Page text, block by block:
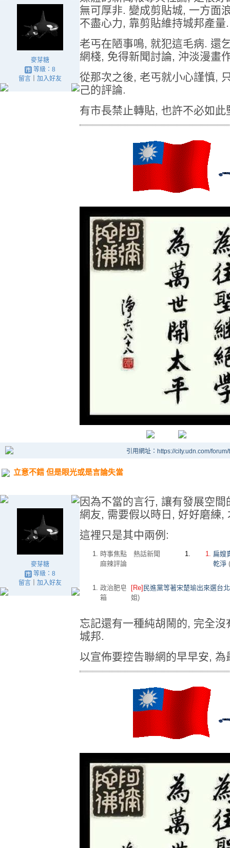
麥芽糖
等級：8
留言｜ 加入好友
無可厚非. 變成剪貼城, 一方面
不盡心力, 靠剪貼維持城邦產量.
老丐在陋事鳴, 就犯這毛病. 還
網棧, 免得新聞討論, 沖淡漫畫
從那次之後, 老丐就小心謹慎,
己的評論.
有市長禁止轉貼, 也許不必如
引用網址：https://city.udn.com/
立意不錯 但是眼光或是言論失當
麥芽糖
等級：8
留言｜ 加入好友
因為不當的言行, 讓有發展空
網友, 需要假以時日, 好好磨練,
這裡只是其中兩例:
時事焦點 熱話新聞
麻辣評論
扁嫂
乾淨
政治肥皂
箱
[Re] 民進黨等著宋楚瑜出來選台
姐)
忘記還有一種純胡鬧的, 完全
城邦.
以宣佈要控告聯網的早早安, 為